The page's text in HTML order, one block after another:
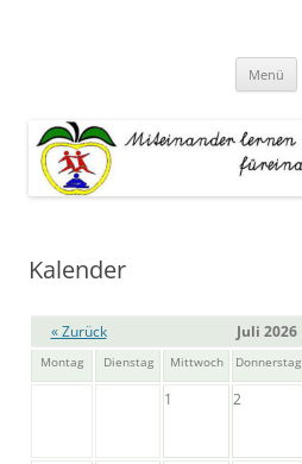
Menü
Kalender
« Zurück Juli 2026
Montag Dienstag Mittwoch Donnerstag
1 2